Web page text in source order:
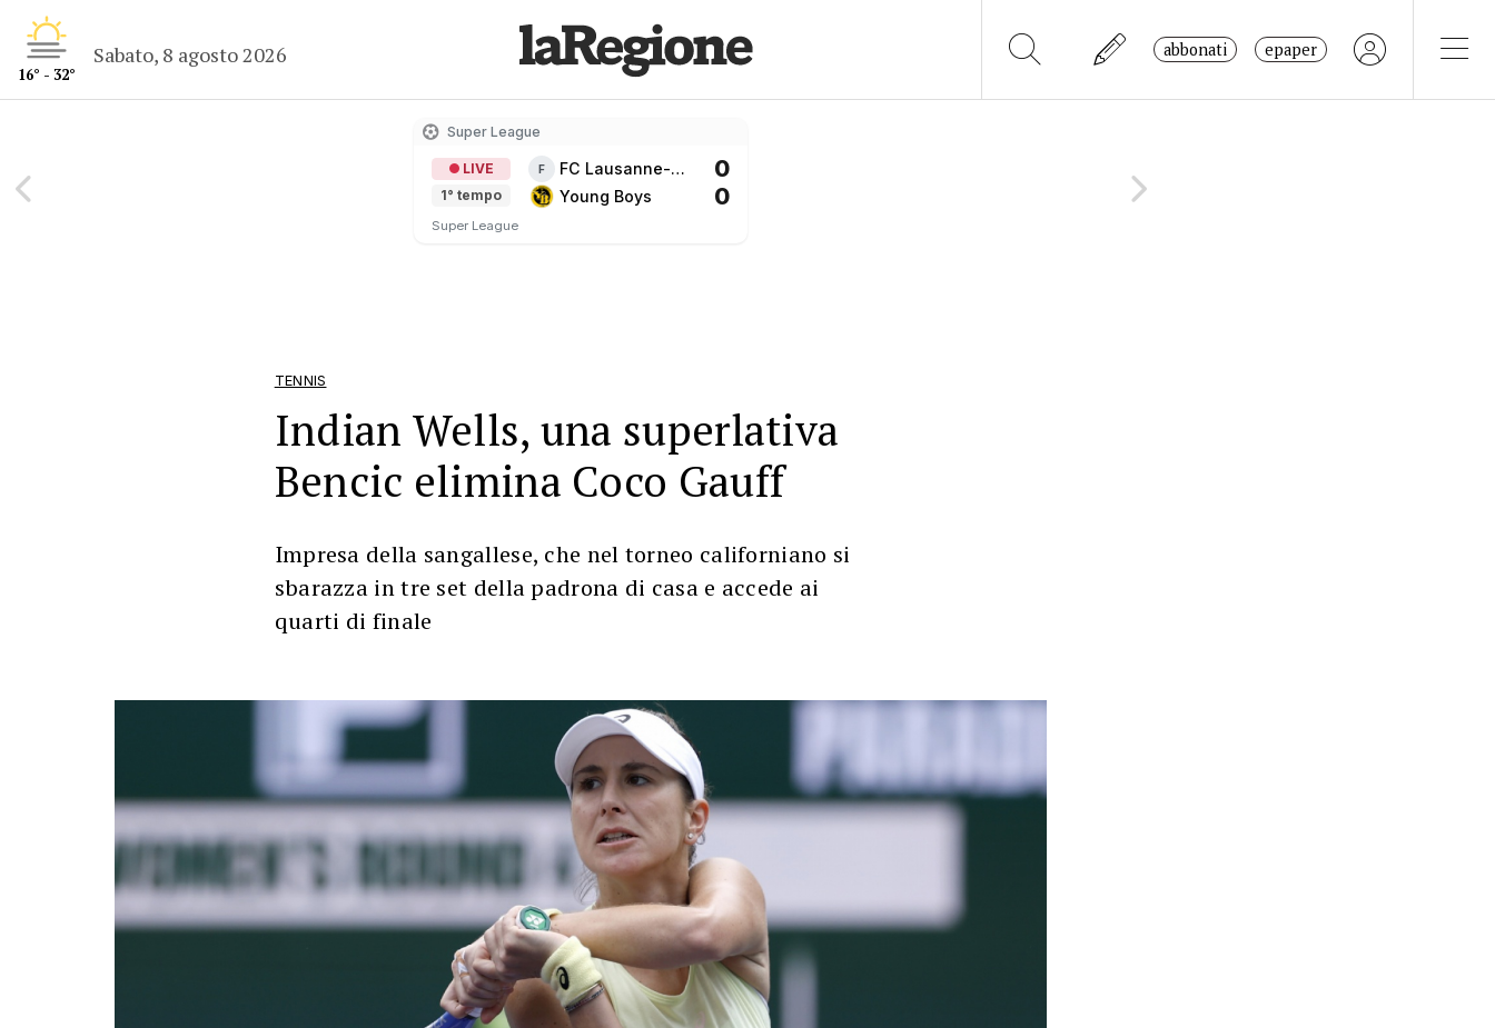
16° - 32°
Sabato, 8 agosto 2026 abbonati epaper
Super League
LIVE
1° tempo
F
FC Lausanne-
Sport
0
Young Boys 0
Super League
TENNIS
Indian Wells, una superlativa
Bencic elimina Coco Gauff
Impresa della sangallese, che nel torneo californiano si
sbarazza in tre set della padrona di casa e accede ai
quarti di finale